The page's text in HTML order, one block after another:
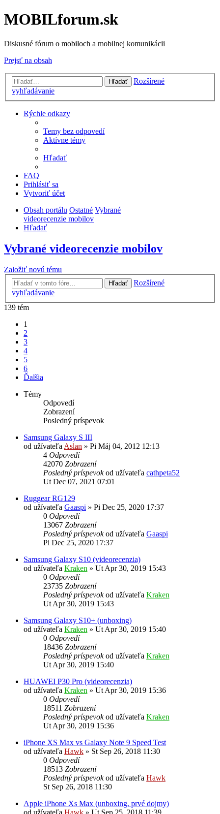
MOBILforum.sk
Diskusné fórum o mobiloch a mobilnej komunikácii
Prejsť na obsah
Hľadať
Rozšírené
vyhľadávanie
Rýchle odkazy
Temy bez odpovedí
Aktívne témy
Hľadať
FAQ
Prihlásiť sa
Vytvoriť účet
Obsah portálu Ostatné Vybrané
videorecenzie mobilov
Hľadať
Vybrané videorecenzie mobilov
Založiť novú tému
Hľadať
Rozšírené
vyhľadávanie
139 tém
1
2
3
4
5
6
Ďalšia
Témy
Odpovedí
Zobrazení
Posledný príspevok
Samsung Galaxy S III
od užívateľa Aslan » Pi Máj 04, 2012 12:13
4 Odpovedí
42070 Zobrazení
Posledný príspevokod užívateľa cathpeta52
Ut Dec 07, 2021 07:01
Ruggear RG129
od užívateľa Gaaspi » Pi Dec 25, 2020 17:37
0 Odpovedí
13067 Zobrazení
Posledný príspevokod užívateľa Gaaspi
Pi Dec 25, 2020 17:37
Samsung Galaxy S10 (videorecenzia)
od užívateľa Kraken » Ut Apr 30, 2019 15:43
0 Odpovedí
23735 Zobrazení
Posledný príspevokod užívateľa Kraken
Ut Apr 30, 2019 15:43
Samsung Galaxy S10+ (unboxing)
od užívateľa Kraken » Ut Apr 30, 2019 15:40
0 Odpovedí
18436 Zobrazení
Posledný príspevokod užívateľa Kraken
Ut Apr 30, 2019 15:40
HUAWEI P30 Pro (videorecenzia)
od užívateľa Kraken » Ut Apr 30, 2019 15:36
0 Odpovedí
18511 Zobrazení
Posledný príspevokod užívateľa Kraken
Ut Apr 30, 2019 15:36
iPhone XS Max vs Galaxy Note 9 Speed Test
od užívateľa Hawk » St Sep 26, 2018 11:30
0 Odpovedí
18513 Zobrazení
Posledný príspevokod užívateľa Hawk
St Sep 26, 2018 11:30
Apple iPhone Xs Max (unboxing, prvé dojmy)
od užívateľa Hawk » Ut Sep 25, 2018 11:39